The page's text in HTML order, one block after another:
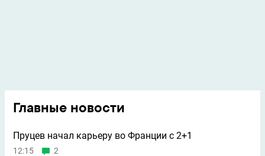
Главные новости
Пруцев начал карьеру во Франции с 2+1
12:15 2